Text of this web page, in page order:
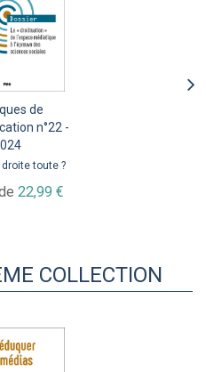
de
n°22 -
droite toute ?
22,99 €
COLLECTION